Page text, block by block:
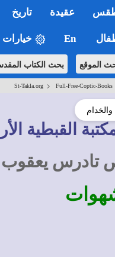
عقيدة تاريخ
En خيارات
الموقع بحث الكتاب
St-Takla.org> Full-Free-Coptic-Books
القبطية
تادرس